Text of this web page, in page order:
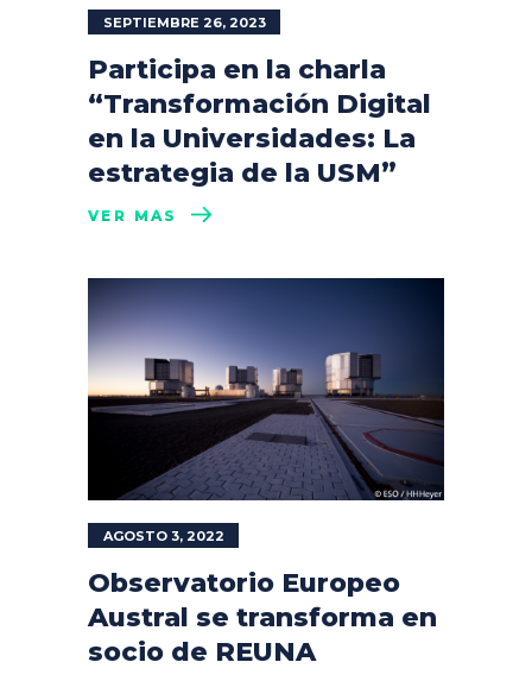
SEPTIEMBRE 26, 2023
Participa en la charla
“Transformación Digital
en la Universidades: La
estrategia de la USM”
VER MÁS
AGOSTO 3, 2022
Observatorio Europeo
Austral se transforma en
socio de REUNA